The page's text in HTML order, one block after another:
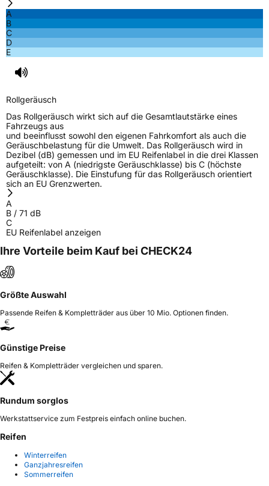
A
B
C
D
E
Rollgeräusch
Das Rollgeräusch wirkt sich auf die Gesamtlautstärke eines
Fahrzeugs aus
und beeinflusst sowohl den eigenen Fahrkomfort als auch die
Geräuschbelastung für die Umwelt. Das Rollgeräusch wird in
Dezibel (dB) gemessen und im EU Reifenlabel in die drei Klassen
aufgeteilt: von A (niedrigste Geräuschklasse) bis C (höchste
Geräuschklasse). Die Einstufung für das Rollgeräusch orientiert
sich an EU Grenzwerten.
A
B / 71 dB
C
EU Reifenlabel anzeigen
Ihre Vorteile beim Kauf bei CHECK24
Größte Auswahl
Passende Reifen & Kompletträder aus über 10 Mio. Optionen finden.
Günstige Preise
Reifen & Kompletträder vergleichen und sparen.
Rundum sorglos
Werkstattservice zum Festpreis einfach online buchen.
Reifen
Winterreifen
Ganzjahresreifen
Sommerreifen